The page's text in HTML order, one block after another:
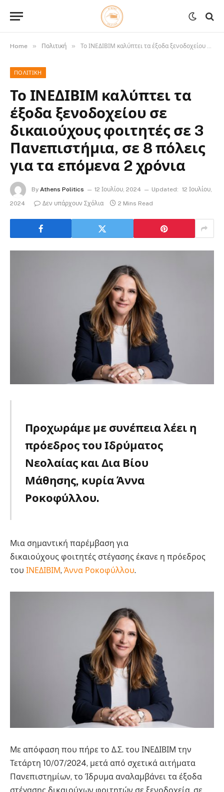
Home » Πολιτική » Το ΙΝΕΔΙΒΙΜ καλύπτει τα έξοδα ξενοδοχείου σε δικαιούχους φοιτητές σε 3 Πανεπιστήμια, σε 8 πόλεις για τα επόμενα 2 χρόνια
ΠΟΛΙΤΙΚΉ
Το ΙΝΕΔΙΒΙΜ καλύπτει τα
έξοδα ξενοδοχείου σε
δικαιούχους φοιτητές σε 3
Πανεπιστήμια, σε 8 πόλεις
για τα επόμενα 2 χρόνια
By Athens Politics 12 Ιουλίου, 2024 Updated: 12 Ιουλίου,
2024
Δεν υπάρχουν Σχόλια 2 Mins Read
Προχωράμε με συνέπεια λέει η
πρόεδρος του Ιδρύματος
Νεολαίας και Δια Βίου
Μάθησης, κυρία Άννα
Ροκοφύλλου.
Μια σημαντική παρέμβαση για
δικαιούχους φοιτητές στέγασης έκανε η πρόεδρος
του ΙΝΕΔΙΒΙΜ, Άννα Ροκοφύλλου.
Με απόφαση που πήρε το Δ.Σ. του ΙΝΕΔΙΒΙΜ την
Τετάρτη 10/07/2024, μετά από σχετικά αιτήματα
Πανεπιστημίων, το Ίδρυμα αναλαμβάνει τα έξοδα